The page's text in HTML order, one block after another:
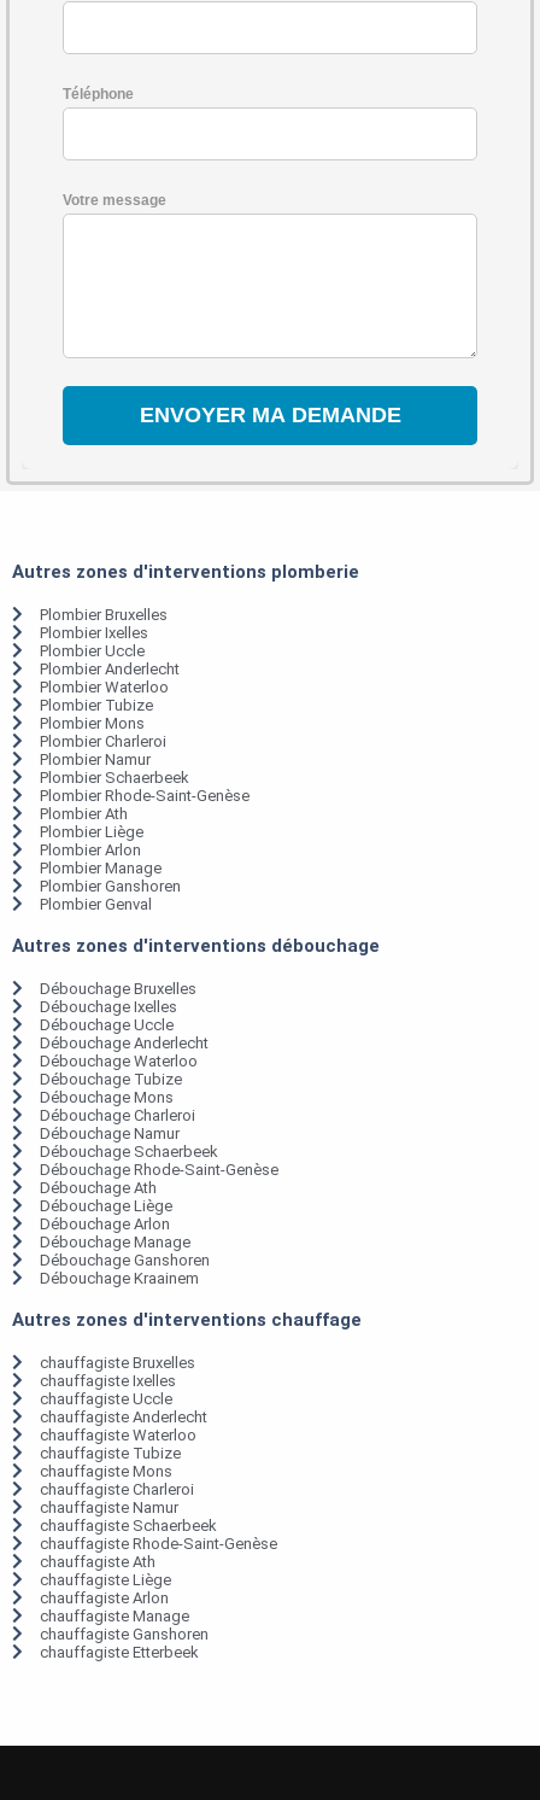
Téléphone
Votre message
Autres zones d'interventions plomberie
Plombier Bruxelles
Plombier Ixelles
Plombier Uccle
Plombier Anderlecht
Plombier Waterloo
Plombier Tubize
Plombier Mons
Plombier Charleroi
Plombier Namur
Plombier Schaerbeek
Plombier Rhode-Saint-Genèse
Plombier Ath
Plombier Liège
Plombier Arlon
Plombier Manage
Plombier Ganshoren
Plombier Genval
Autres zones d'interventions débouchage
Débouchage Bruxelles
Débouchage Ixelles
Débouchage Uccle
Débouchage Anderlecht
Débouchage Waterloo
Débouchage Tubize
Débouchage Mons
Débouchage Charleroi
Débouchage Namur
Débouchage Schaerbeek
Débouchage Rhode-Saint-Genèse
Débouchage Ath
Débouchage Liège
Débouchage Arlon
Débouchage Manage
Débouchage Ganshoren
Débouchage Kraainem
Autres zones d'interventions chauffage
chauffagiste Bruxelles
chauffagiste Ixelles
chauffagiste Uccle
chauffagiste Anderlecht
chauffagiste Waterloo
chauffagiste Tubize
chauffagiste Mons
chauffagiste Charleroi
chauffagiste Namur
chauffagiste Schaerbeek
chauffagiste Rhode-Saint-Genèse
chauffagiste Ath
chauffagiste Liège
chauffagiste Arlon
chauffagiste Manage
chauffagiste Ganshoren
chauffagiste Etterbeek